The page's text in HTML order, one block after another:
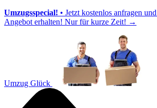
Umzugsspecial! • Jetzt kostenlos anfragen
Angebot erhalten! Nur für kurze Zeit! →
Umzug Glück